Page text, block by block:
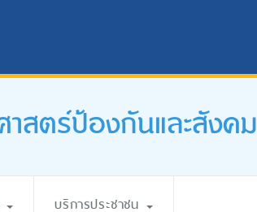
าสตร์ป้องกันและสังคม
บริการประชาชน